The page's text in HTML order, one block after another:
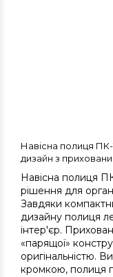
Навісна полиця
дизайн з
Навісна полиця
рішення для
Завдяки
дизайну полиця
інтер'єр.
«парящої»
оригінальністю.
кромкою, полиця